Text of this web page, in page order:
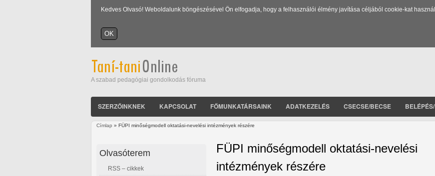
Kedves Olvasó! Weboldalunk böngészésével Ön elfogadja, hogy a felhasználói élmény javítása céljából cookie-kat
A szabad pedagógiai gondolkodás fóruma
SZERZŐINKNEK KAPCSOLAT FŐMUNKATÁRSAINK ADATKEZELÉS CSECSE/BECSE
Címlap » FÜPI minőségmodell oktatási-nevelési intézmények részére
FÜPI minőségmodell oktatási-nevelési
intézmények részére
Olvasóterem
RSS – cikkek